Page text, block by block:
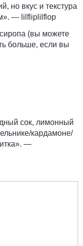
но вкус и текстура
— lilfliplilflop
(вы можете
больше, если вы
сок, лимонный
кардамоне/
—